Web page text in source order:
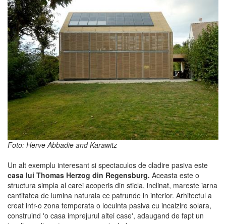
Foto: Herve Abbadie and Karawitz
Un alt exemplu interesant si spectaculos de cladire pasiva este
casa lui Thomas Herzog din Regensburg. Aceasta este o
structura simpla al carei acoperis din sticla, inclinat, mareste iarna
cantitatea de lumina naturala ce patrunde in interior. Arhitectul a
creat intr-o zona temperata o locuinta pasiva cu incalzire solara,
construind 'o casa imprejurul altei case', adaugand de fapt un